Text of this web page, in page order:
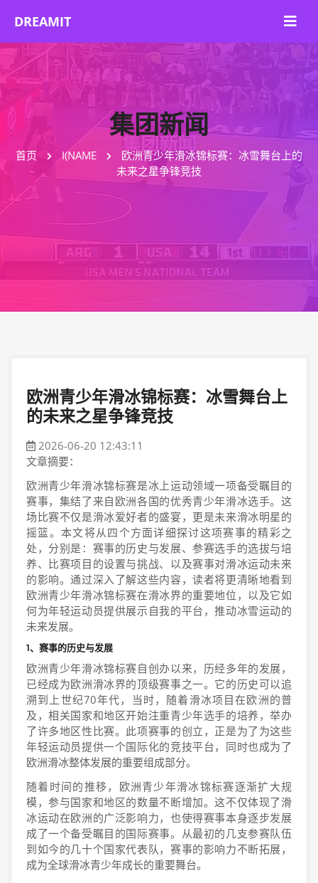
集团新闻
首页 I(NAME
欧洲青少年滑冰锦标赛：冰雪舞台上的
未来之星争锋竞技
欧洲青少年滑冰锦标赛：冰雪舞台上
的未来之星争锋竞技
2026-06-20 12:43:11
文章摘要：
欧洲青少年滑冰锦标赛是冰上运动领域一项备受瞩目的
赛事，集结了来自欧洲各国的优秀青少年滑冰选手。这
场比赛不仅是滑冰爱好者的盛宴，更是未来滑冰明星的
摇篮。本文将从四个方面详细探讨这项赛事的精彩之
处，分别是：赛事的历史与发展、参赛选手的选拔与培
养、比赛项目的设置与挑战、以及赛事对滑冰运动未来
的影响。通过深入了解这些内容，读者将更清晰地看到
欧洲青少年滑冰锦标赛在滑冰界的重要地位，以及它如
何为年轻运动员提供展示自我的平台，推动冰雪运动的
未来发展。
1、赛事的历史与发展
欧洲青少年滑冰锦标赛自创办以来，历经多年的发展，
已经成为欧洲滑冰界的顶级赛事之一。它的历史可以追
溯到上世纪70年代，当时，随着滑冰项目在欧洲的普
及，相关国家和地区开始注重青少年选手的培养，举办
了许多地区性比赛。此项赛事的创立，正是为了为这些
年轻运动员提供一个国际化的竞技平台，同时也成为了
欧洲滑冰整体发展的重要组成部分。
随着时间的推移，欧洲青少年滑冰锦标赛逐渐扩大规
模，参与国家和地区的数量不断增加。这不仅体现了滑
冰运动在欧洲的广泛影响力，也使得赛事本身逐步发展
成了一个备受瞩目的国际赛事。从最初的几支参赛队伍
到如今的几十个国家代表队，赛事的影响力不断拓展，
成为全球滑冰青少年成长的重要舞台。